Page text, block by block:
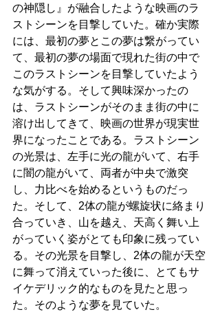
の神隠し』が融合したような映画のラ
ストシーンを目撃していた。確か実際
には、最初の夢とこの夢は繋がってい
て、最初の夢の場面で現れた街の中で
このラストシーンを目撃していたよう
な気がする。そして興味深かったの
は、ラストシーンがそのまま街の中に
溶け出してきて、映画の世界が現実世
界になったことである。ラストシーン
の光景は、左手に光の龍がいて、右手
に闇の龍がいて、両者が中央で激突
し、力比べを始めるというものだっ
た。そして、2体の龍が螺旋状に絡まり
合っていき、山を越え、天高く舞い上
がっていく姿がとても印象に残ってい
る。その光景を目撃し、2体の龍が天空
に舞って消えていった後に、とてもサ
イケデリック的なものを見たと思っ
た。そのような夢を見ていた。